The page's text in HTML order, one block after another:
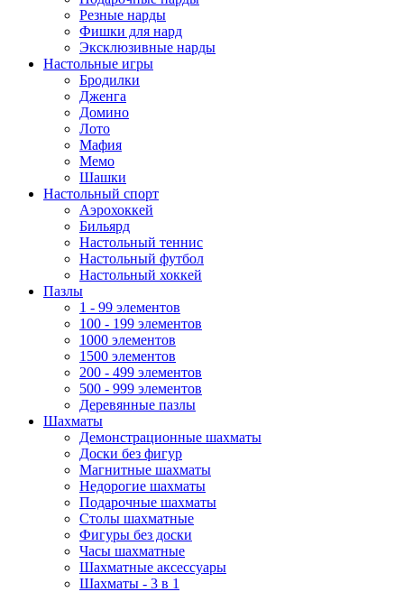
Резные нарды
Фишки для нард
Эксклюзивные нарды
Настольные игры
Бродилки
Дженга
Домино
Лото
Мафия
Мемо
Шашки
Настольный спорт
Аэрохоккей
Бильярд
Настольный теннис
Настольный футбол
Настольный хоккей
Пазлы
1 - 99 элементов
100 - 199 элементов
1000 элементов
1500 элементов
200 - 499 элементов
500 - 999 элементов
Деревянные пазлы
Шахматы
Демонстрационные шахматы
Доски без фигур
Магнитные шахматы
Недорогие шахматы
Подарочные шахматы
Столы шахматные
Фигуры без доски
Часы шахматные
Шахматные аксессуары
Шахматы - 3 в 1